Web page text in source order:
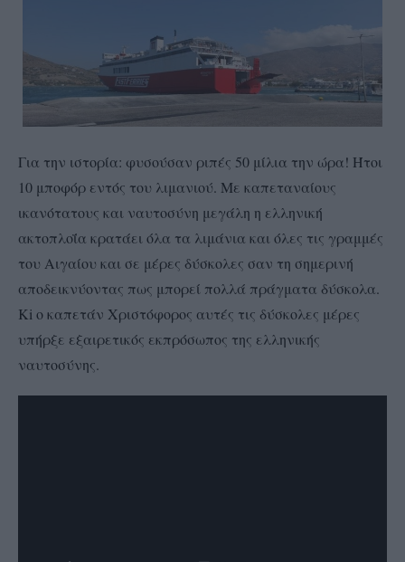
Για την ιστορία: φυσούσαν ριπές 50 μίλια την ώρα! Ήτοι
10 μποφόρ εντός του λιμανιού. Με καπεταναίους
ικανότατους και ναυτοσύνη μεγάλη η ελληνική
ακτοπλοΐα κρατάει όλα τα λιμάνια και όλες τις γραμμές
του Αιγαίου και σε μέρες δύσκολες σαν τη σημερινή
αποδεικνύοντας πως μπορεί πολλά πράγματα δύσκολα.
Ki o καπετάν Χριστόφορος αυτές τις δύσκολες μέρες
υπήρξε εξαιρετικός εκπρόσωπος της ελληνικής
ναυτοσύνης.